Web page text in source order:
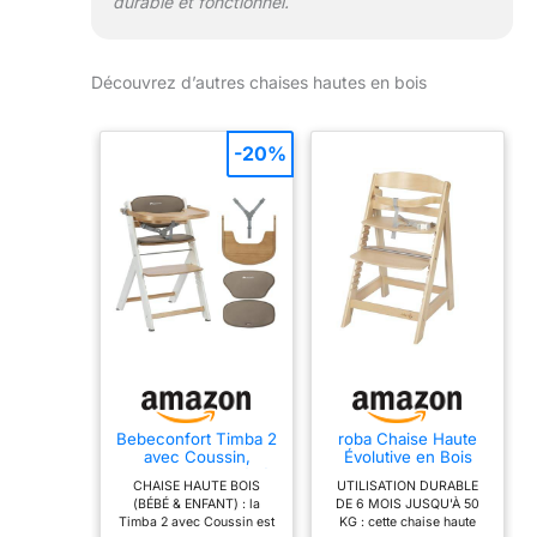
Découvrez d’autres chaises hautes en bois
Bebeconfort Timba 2
avec Coussin,
Évolutive Bois, 6+
Mois, Jusqu'à 110 kg,
Chaise Haute Enfant
CHAISE HAUTE BOIS
(BÉBÉ & ENFANT) : la
Timba 2 avec Coussin est
-20%
roba Chaise Haute
Évolutive en Bois
Hauteur Réglable -
de 6 Mois jusqu'à 50
kg - Chaise Bébé
UTILISATION DURABLE
DE 6 MOIS JUSQU'À 50
KG : cette chaise haute